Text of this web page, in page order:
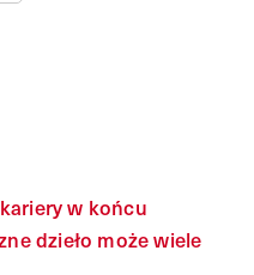
w końcu
dzieło może wiele